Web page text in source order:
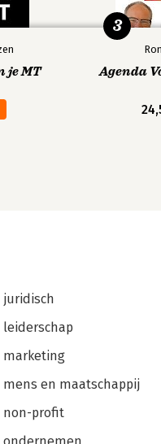
je MT Agenda
3
juridisch
leiderschap
marketing
mens en maatschappij
non-profit